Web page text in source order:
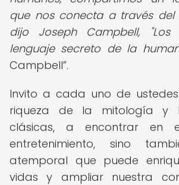
que nos conecta a través del
dijo Joseph Campbell,
lenguaje secreto de la
Campbell .
Invito a cada uno de
riqueza de la mitología y
clásicas, a encontrar en
entretenimiento, sino
atemporal que puede
vidas y ampliar nuestra